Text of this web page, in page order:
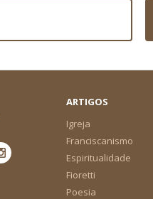
ARTIGOS
Igreja
Franciscanismo
Espiritualidade
Fioretti
Poesia